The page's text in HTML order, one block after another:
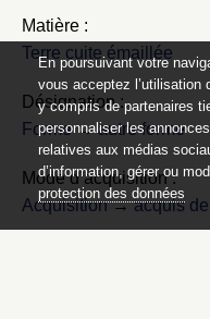
Matière :
Terre cuite émaillée
Désignation :
Forme→autre forme
Mode d’acquisition :
Acquisition→acquis de
En poursuivant votre
vous acceptez l’utilisation
y compris de partenaires
personnaliser les
relatives aux médias
d’information, gérer ou
protection des données